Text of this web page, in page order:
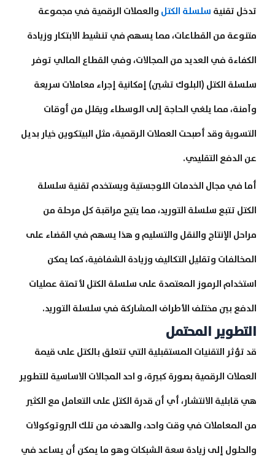
تدخل تقنية سلسلة الكتل والعملات الرقمية في مجموعة
متنوعة من القطاعات، مما يسهم في تنشيط الابتكار وزيادة
الكفاءة في العديد من المجالات، وفي القطاع المالي توفر
سلسلة الكتل (البلوك تشين) إمكانية إجراء معاملات سريعة
وآمنة، مما يلغي الحاجة إلى الوسطاء ويقلل من أوقات
التسوية وقد أصبحت العملات الرقمية، مثل البيتكوين خيار بديل
عن الدفع التقليدي.
أما في مجال الخدمات اللوجستية ويستخدم تقنية سلسلة
الكتل تتبع سلسلة التوريد، مما يتيح مراقبة كل مرحلة من
مراحل الإنتاج والنقل والتسليم و هذا يسهم في القضاء على
المخالفات وتقليل التكاليف وزيادة الشفافية، كما يمكن
استخدام الرموز المعتمدة على سلسلة الكتل لأتمتة عمليات
الدفع بين مختلف الأطراف المشاركة في سلسلة التوريد.
التطوير المحتمل
قد تؤثر التقنيات المستقبلية التي تتعلق بالكتل على قيمة
العملات الرقمية بصورة كبيرة، و احد المجالات الاساسية للتطوير
هي قابلية الانتشار، أي أن قدرة الكتل على التعامل مع الكثير
من المعاملات في وقت واحد، والهدف من تلك البروتوكولات
والحلول إلى زيادة سعة الشبكات وهو ما يمكن أن يساعد في